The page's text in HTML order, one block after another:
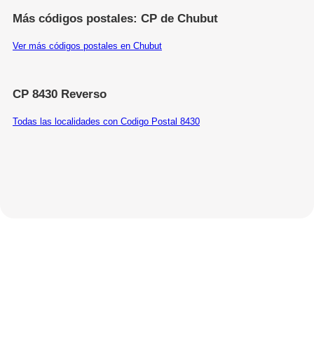
Más códigos postales: CP de Chubut
Ver más códigos postales en Chubut
CP 8430 Reverso
Todas las localidades con Codigo Postal 8430